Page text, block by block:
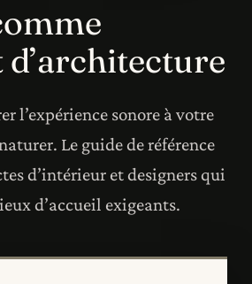
d’architecture
l’expérience sonore à votre
Le guide de référence
d’intérieur et designers qui
d’accueil exigeants.